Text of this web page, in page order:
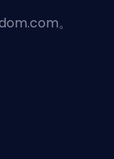
。